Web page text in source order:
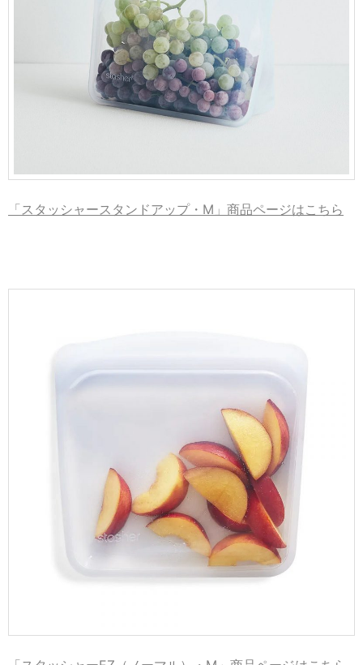
「スタッシャースタンドアップ・M」商品ページはこちら